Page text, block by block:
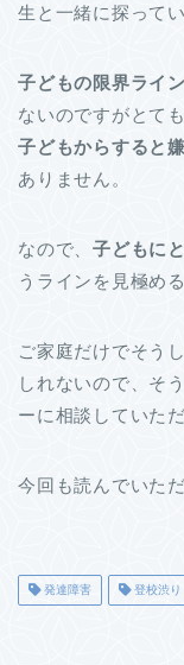
生と一緒に探って
子どもの限界ライ
ないのですがとて
子どもからすると
ありません。
なので、子どもに
うラインを見極め
ご家庭だけでそう
しれないので、そ
ーに相談していた
今回も読んでいた
発達障害 登校渋り